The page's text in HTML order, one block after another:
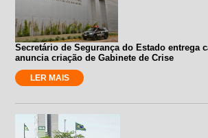
Secretário de Segurança do Estado entrega
anuncia criação de Gabinete de Crise
LER MAIS